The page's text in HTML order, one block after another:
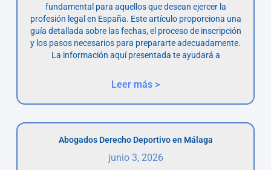
fundamental para aquellos que desean ejercer la
profesión legal en España. Este artículo proporciona una
guía detallada sobre las fechas, el proceso de inscripción
y los pasos necesarios para prepararte adecuadamente.
La información aquí presentada te ayudará a
Leer más >
Abogados Derecho Deportivo en Málaga
junio 3, 2026